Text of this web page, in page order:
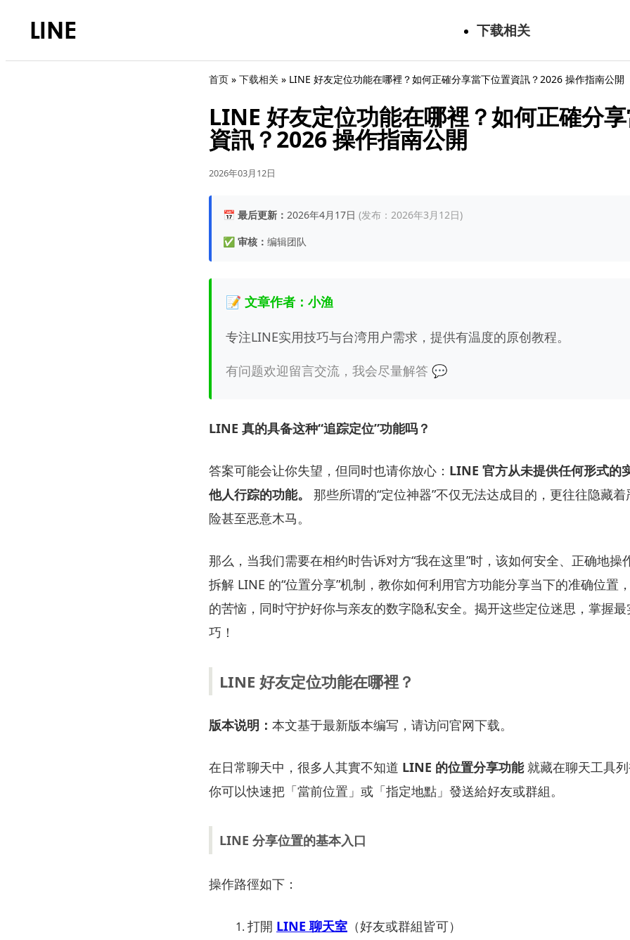
下载相关
首页 » 下载相关 » LINE 好友定位功能在哪裡？如何正確分享當下位置資訊？2026 操作指南公開
LINE 好友定位功能在哪裡？如何正確分
資訊？2026 操作指南公開
2026年03月12日
📅 最后更新： 2026年4月17日 (发布：2026年3月12日)
✅ 审核： 编辑团队
📝 文章作者：小渔
专注LINE实用技巧与台湾用户需求，提供有温度的原创教程。
有问题欢迎留言交流，我会尽量解答 💬
LINE 真的具备这种“追踪定位”功能吗？
答案可能会让你失望，但同时也请你放心： LINE 官方从未提供任何形式的
他人行踪的功能。
那些所谓的“定位神器”不仅无法达成目的，更往往隐藏
险甚至恶意木马。
那么，当我们需要在相约时告诉对方“我在这里”时，该如何安全、正确地操
拆解 LINE 的“位置分享”机制，教你如何利用官方功能分享当下的准确位置
的苦恼，同时守护好你与亲友的数字隐私安全。揭开这些定位迷思，掌握
巧！
LINE 好友定位功能在哪裡？
版本说明： 本文基于最新版本编写，请访问官网下载。
在日常聊天中， 很多 人其實不知道 LINE 的位置分享功能 就藏在聊天工具列
你可以快速把「當前位置」 或「指定地點」 發送給好友或群組。
LINE 分享位置的基本入口
操作路徑如下：
打開 LINE 聊天室 （好友或群組皆可）